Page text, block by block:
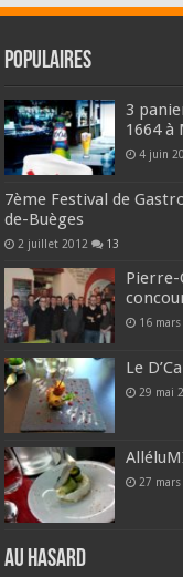
Populaires
3
1664
4 juin
7ème Festival de
de-Buèges
2 juillet 2012 13
Pierre-
16
Le
29 mai
27
Au hasard